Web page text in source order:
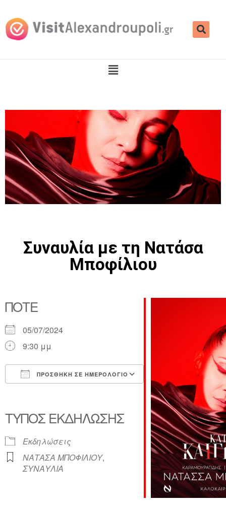
Συναυλία με τη Νατάσα
Μποφίλιου
ΠΌΤΕ
05/07/2024
9:30 μμ
ΠΡΟΣΘΉΚΗ ΣΕ ΗΜΕΡΟΛΌΓΙΟ
Outlook Live
ΤΎΠΟΣ ΕΚΔΉΛΩΣΗΣ
Εκδηλώσεις
ΝΑΤΑΣΑ ΜΠΟΦΙΛΙΟΥ,
ΣΥΝΑΥΛΙΑ